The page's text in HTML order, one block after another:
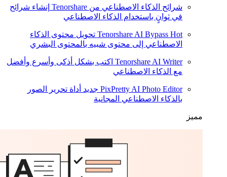
شرائح الذكاء الاصطناعي من Tenorshare
إنشاء شرائح
في ثوانٍ باستخدام الذكاء الاصطناعي
Tenorshare AI Bypass Hot
تحويل محتوى الذكاء
الاصطناعي إلى محتوى شبيه بالمحتوى البشري
Tenorshare AI Writer اكتب بشكل أذكى وأسرع وأفضل
مع الذكاء الاصطناعي
PixPretty AI Photo Editor جديد أداة تحرير الصور
بالذكاء الاصطناعي المجانية
مميز